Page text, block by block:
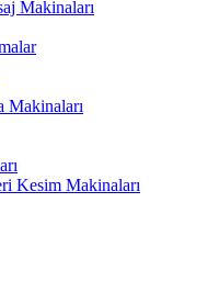
Makinaları
Makinaları
Kesim Makinaları